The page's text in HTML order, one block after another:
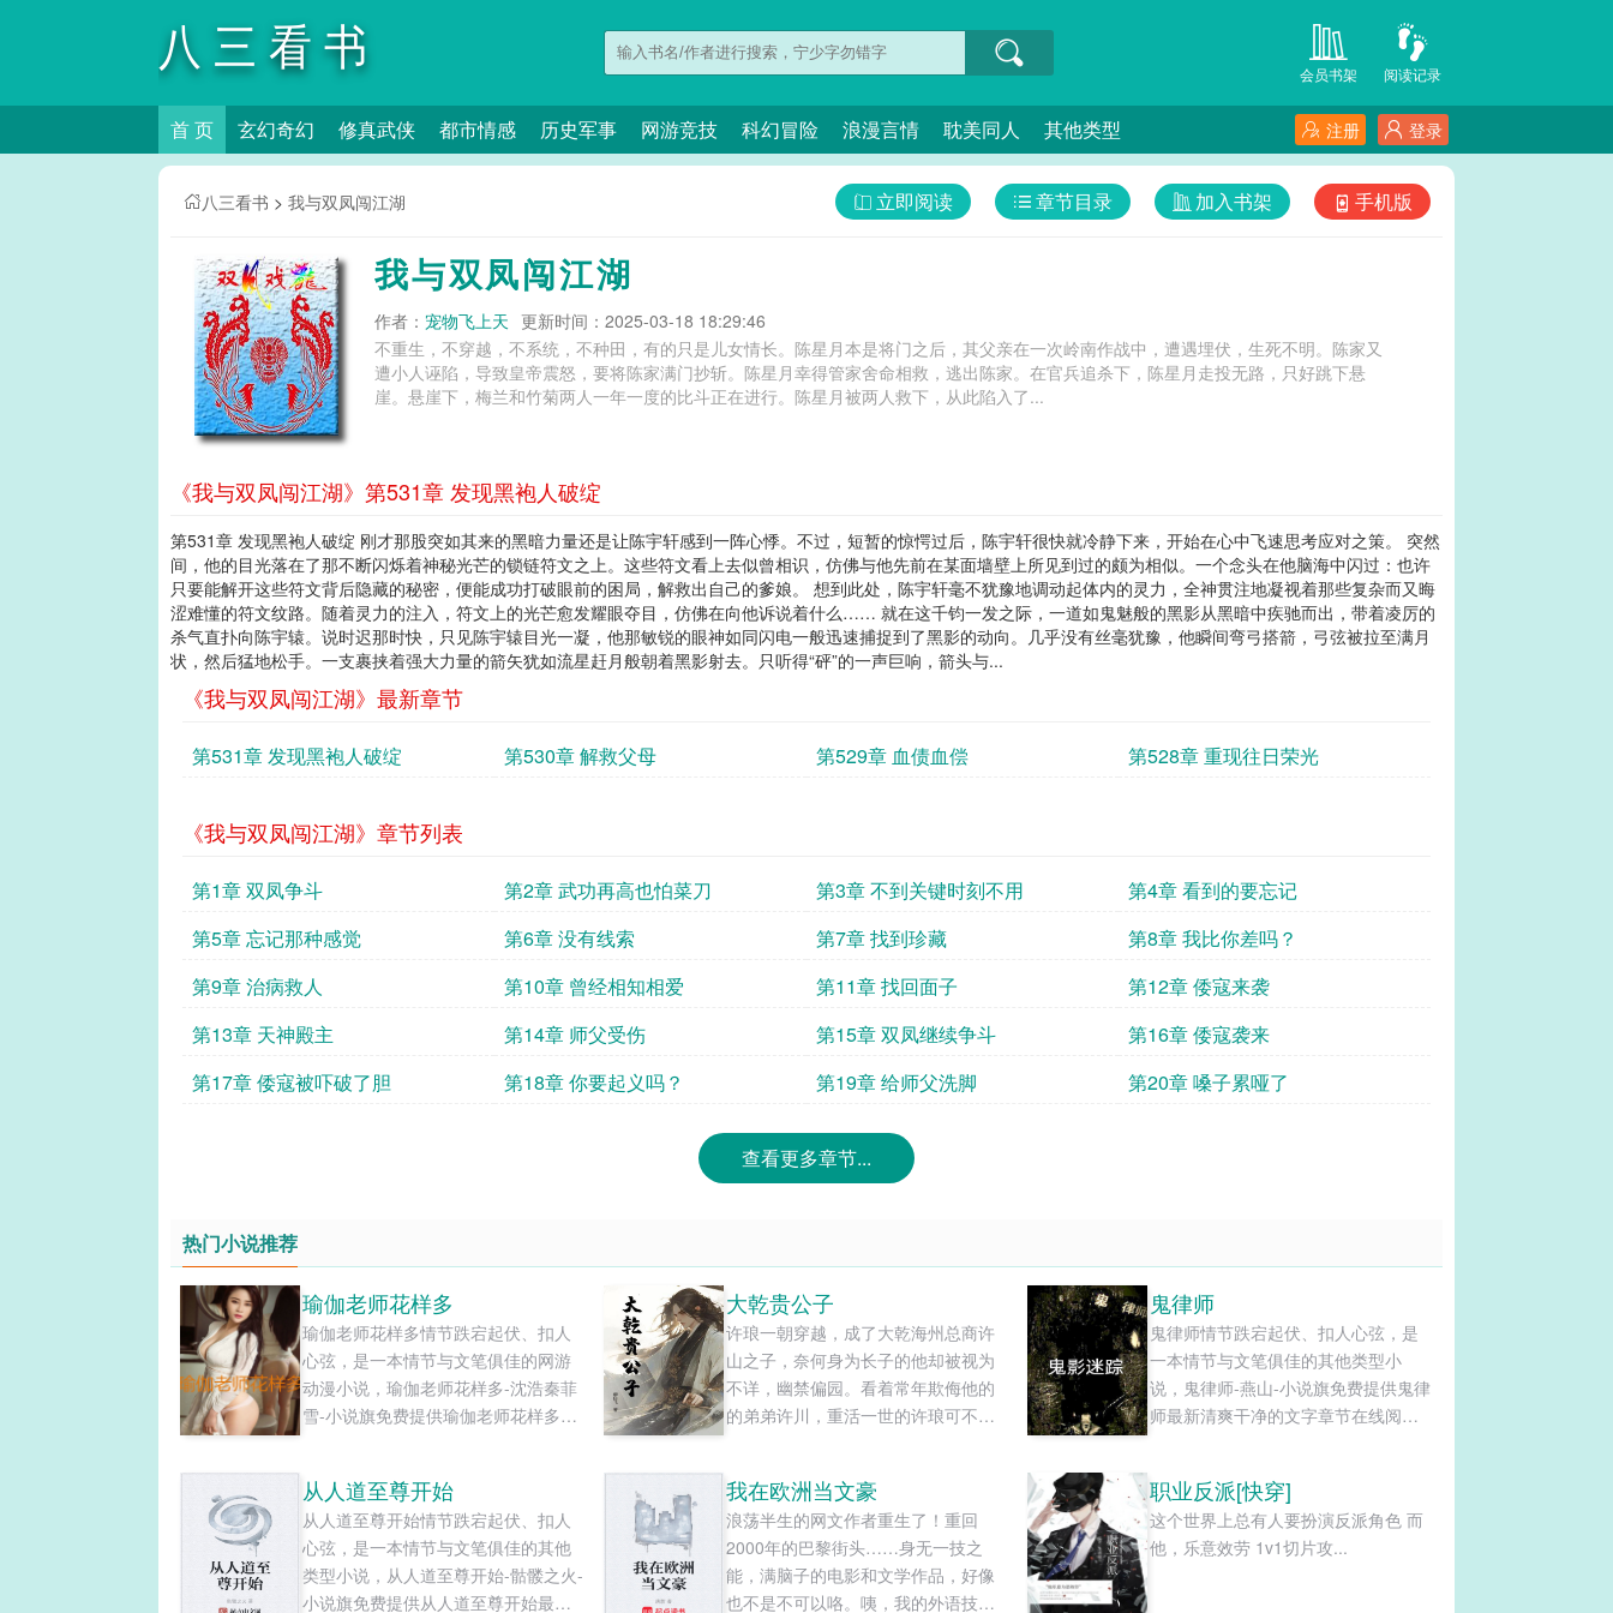
八三看书 阅读记录
会员书架
首 页 玄幻奇幻 修真武侠 都市情感 历史军事 网游竞技 科幻冒险 浪漫言情 耽美同人 其他类型 登录
注册
八三看书 > 我与双凤闯江湖 手机版
加入书架
章节目录
立即阅读
我与双凤闯江湖
作者： 宠物飞上天 更新时间：2025-03-18 18:29:46
不重生，不穿越，不系统，不种田，有的只是儿女情长。陈星月本是将门之后，其父亲在一次岭南作战中，遭遇埋伏，生死不明。陈家又
遭小人诬陷，导致皇帝震怒，要将陈家满门抄斩。陈星月幸得管家舍命相救，逃出陈家。在官兵追杀下，陈星月走投无路，只好跳下悬
崖。悬崖下，梅兰和竹菊两人一年一度的比斗正在进行。陈星月被两人救下，从此陷入了...
《我与双凤闯江湖》第531章 发现黑袍人破绽
第531章 发现黑袍人破绽 刚才那股突如其来的黑暗力量还是让陈宇轩感到一阵心悸。不过，短暂的惊愕过后，陈宇轩很快就冷静下来，开始在心中飞速思考应对之策。 突然
间，他的目光落在了那不断闪烁着神秘光芒的锁链符文之上。这些符文看上去似曾相识，仿佛与他先前在某面墙壁上所见到过的颇为相似。一个念头在他脑海中闪过：也许
只要能解开这些符文背后隐藏的秘密，便能成功打破眼前的困局，解救出自己的爹娘。 想到此处，陈宇轩毫不犹豫地调动起体内的灵力，全神贯注地凝视着那些复杂而又晦
涩难懂的符文纹路。随着灵力的注入，符文上的光芒愈发耀眼夺目，仿佛在向他诉说着什么…… 就在这千钧一发之际，一道如鬼魅般的黑影从黑暗中疾驰而出，带着凌厉的
杀气直扑向陈宇辕。说时迟那时快，只见陈宇辕目光一凝，他那敏锐的眼神如同闪电一般迅速捕捉到了黑影的动向。几乎没有丝毫犹豫，他瞬间弯弓搭箭，弓弦被拉至满月
状，然后猛地松手。一支裹挟着强大力量的箭矢犹如流星赶月般朝着黑影射去。只听得“砰”的一声巨响，箭头与...
《我与双凤闯江湖》最新章节
第531章 发现黑袍人破绽 第530章 解救父母 第529章 血债血偿 第528章 重现往日荣光
《我与双凤闯江湖》章节列表
第1章 双凤争斗 第2章 武功再高也怕菜刀 第3章 不到关键时刻不用
第4章 看到的要忘记
第5章 忘记那种感觉
第6章 没有线索 第7章 找到珍藏
第8章 我比你差吗？
第9章 治病救人
第10章 曾经相知相爱 第11章 找回面子
第12章 倭寇来袭
第13章 天神殿主
第14章 师父受伤 第15章 双凤继续争斗
第16章 倭寇袭来
第17章 倭寇被吓破了胆
第18章 你要起义吗？ 第19章 给师父洗脚 第20章 嗓子累哑了
查看更多章节...
热门小说推荐
瑜伽老师花样多
瑜伽老师花样多情节跌宕起伏、扣人
心弦，是一本情节与文笔俱佳的网游
动漫小说，瑜伽老师花样多-沈浩秦菲
雪-小说旗免费提供瑜伽老师花样多最
大乾贵公子
许琅一朝穿越，成了大乾海州总商许
山之子，奈何身为长子的他却被视为
不详，幽禁偏园。看着常年欺侮他的
的弟弟许川，重活一世的许琅可不想
仕途...你所享受的一切，以后都由我
来享受！表面上他是许府二公子，大
乾皇朝有史以来最年轻的冠军侯。但
背地里，他却是掌控大乾半数......
鬼律师
鬼律师情节跌宕起伏、扣人心弦，是
一本情节与文笔俱佳的其他类型小
说，鬼律师-燕山-小说旗免费提供鬼律
师最新清爽干净的文字章节在线阅读
从人道至尊开始
从人道至尊开始情节跌宕起伏、扣人
心弦，是一本情节与文笔俱佳的其他
类型小说，从人道至尊开始-骷髅之火-
小说旗免费提供从人道至尊开始最新
我在欧洲当文豪
浪荡半生的网文作者重生了！重回
2000年的巴黎街头……身无一技之
能，满脑子的电影和文学作品，好像
也不是不可以咯。咦，我的外语技能
职业反派[快穿]
这个世界上总有人要扮演反派角色 而
他，乐意效劳 1v1切片攻...